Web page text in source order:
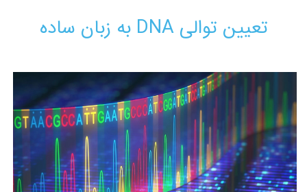
تعیین توالی DNA به زبان ساده